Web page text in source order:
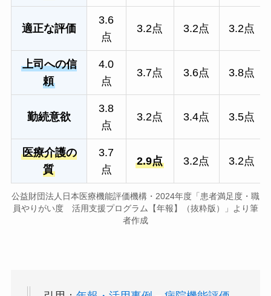
適正な評価
3.6
点
3.2点 3.2点 3.2点
上司への信
頼
4.0
点
3.7点 3.6点 3.8点
勤続意欲
3.8
点
3.2点 3.4点 3.5点
医療介護の
質
3.7
点
2.9点 3.2点 3.2点
公益財団法人日本医療機能評価機構・2024年度「患者満足度・職
員やりがい度 活用支援プログラム【年報】（抜粋版）」より筆
者作成